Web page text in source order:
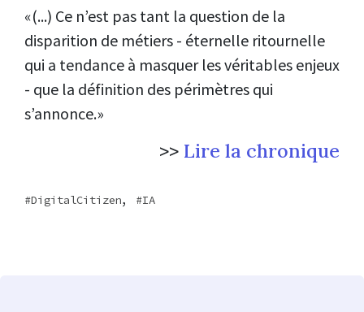
«(...) Ce n’est pas tant la question de la
disparition de métiers - éternelle ritournelle
qui a tendance à masquer les véritables enjeux
- que la définition des périmètres qui
s’annonce.»
>> Lire la chronique
DigitalCitizen, IA